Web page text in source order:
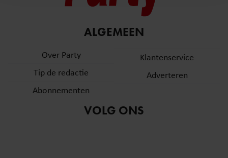
en om ons websiteverkeer te analyseren. Ook delen we
informatie over uw gebruik van onze site met onze
partners voor social media, adverteren en analyse. Deze
informatie die u aan ze heeft verstrekt of die ze hebben
gaat akkoord met onze cookies als u onze website blijft
gebruiken.
ALGEMEEN
Over Party
Tip de redactie
Abonnementen
Klantenservice
Adverteren
VOLG ONS